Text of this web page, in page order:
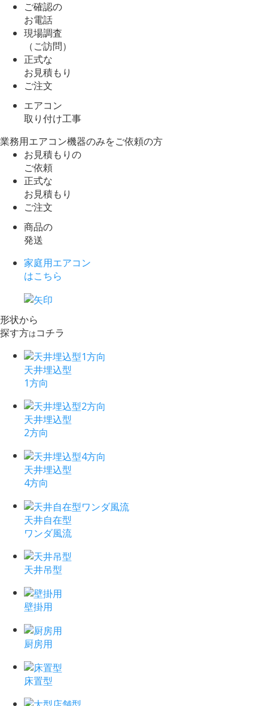
ご確認の
お電話
現場調査
（ご訪問）
正式な
お見積もり
ご注文
エアコン
取り付け工事
業務用エアコン機器のみをご依頼の方
お見積もりの
ご依頼
正式な
お見積もり
ご注文
商品の
発送
家庭用エアコン
はこちら
形状から
探す方はコチラ
天井埋込型
1方向
天井埋込型
2方向
天井埋込型
4方向
天井自在型
ワンダ風流
天井吊型
壁掛用
厨房用
床置型